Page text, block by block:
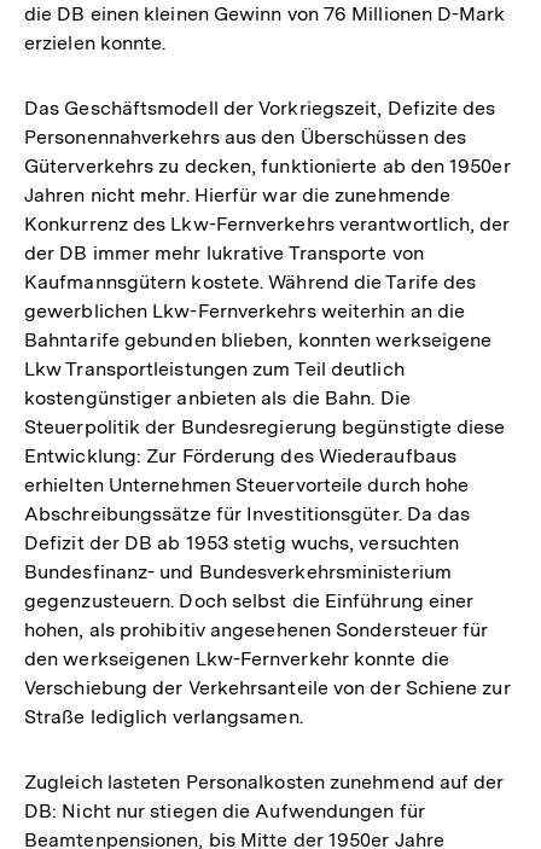
die DB einen kleinen Gewinn von 76 Millionen D-Mark
erzielen konnte.
Das Geschäftsmodell der Vorkriegszeit, Defizite des
Personennahverkehrs aus den Überschüssen des
Güterverkehrs zu decken, funktionierte ab den 1950er
Jahren nicht mehr. Hierfür war die zunehmende
Konkurrenz des Lkw-Fernverkehrs verantwortlich, der
der DB immer mehr lukrative Transporte von
Kaufmannsgütern kostete. Während die Tarife des
gewerblichen Lkw-Fernverkehrs weiterhin an die
Bahntarife gebunden blieben, konnten werkseigene
Lkw Transportleistungen zum Teil deutlich
kostengünstiger anbieten als die Bahn. Die
Steuerpolitik der Bundesregierung begünstigte diese
Entwicklung: Zur Förderung des Wiederaufbaus
erhielten Unternehmen Steuervorteile durch hohe
Abschreibungssätze für Investitionsgüter. Da das
Defizit der DB ab 1953 stetig wuchs, versuchten
Bundesfinanz- und Bundesverkehrsministerium
gegenzusteuern. Doch selbst die Einführung einer
hohen, als prohibitiv angesehenen Sondersteuer für
den werkseigenen Lkw-Fernverkehr konnte die
Verschiebung der Verkehrsanteile von der Schiene zur
Straße lediglich verlangsamen.
Zugleich lasteten Personalkosten zunehmend auf der
DB: Nicht nur stiegen die Aufwendungen für
Beamtenpensionen, bis Mitte der 1950er Jahre